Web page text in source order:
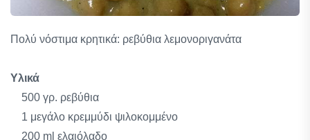
Πολύ νόστιμα κρητικά: ρεβύθια λεμονοριγανάτα
Υλικά
500 γρ. ρεβύθια
1 μεγάλο κρεμμύδι ψιλοκομμένο
200 ml ελαιόλαδο